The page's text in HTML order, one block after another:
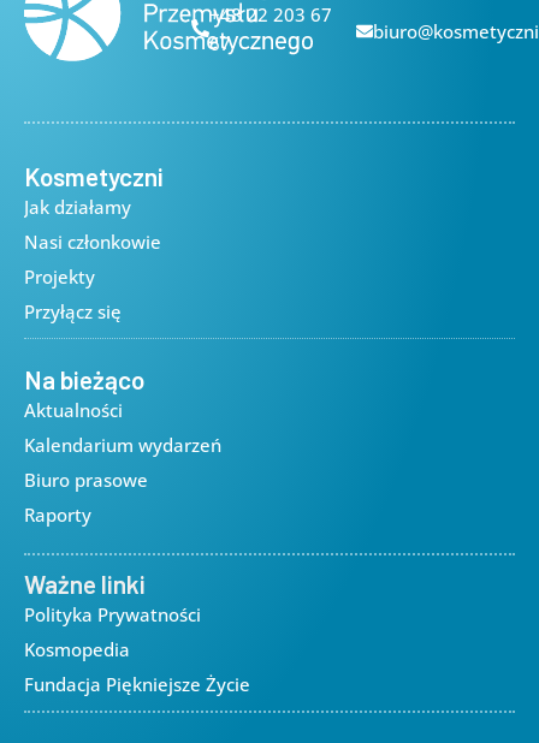
+48 22 203 67
67
Kosmetyczni
Jak działamy
Nasi członkowie
Projekty
Przyłącz się
Na bieżąco
Aktualności
Kalendarium wydarzeń
Biuro prasowe
Raporty
Ważne linki
Polityka Prywatności
Kosmopedia
Fundacja Piękniejsze Życie